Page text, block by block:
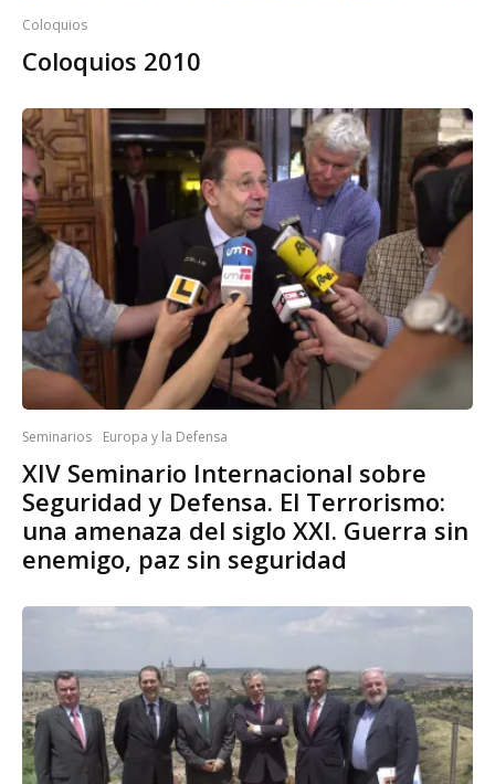
Coloquios
Coloquios 2010
Seminarios Europa y la Defensa
XIV Seminario Internacional sobre
Seguridad y Defensa. El Terrorismo:
una amenaza del siglo XXI. Guerra sin
enemigo, paz sin seguridad